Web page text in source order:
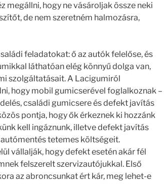
megállni, hogy ne vásároljak össze neki
de nem szeretném halmozásra,
feladatokat: ő az autók felelőse, és
láthatóan elég könnyű dolga van,
szolgáltatásait. A Lacigumiról
hogy mobil gumicserével foglalkoznak –
családi gumicsere és defekt javítás
pontja, hogy ők érkeznek ki hozzánk
kell ingáznunk, illetve defekt javítás
tetemes költségeit.
vállalják, hogy defekt esetén akár fél
felszerelt szervizautójukkal. Első
az abroncsunkat ért kár, meg lehet-e